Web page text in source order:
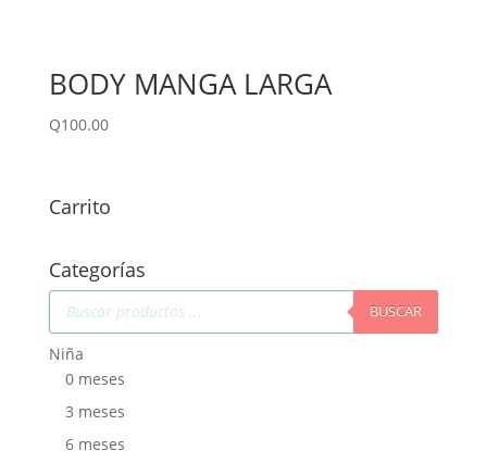
BODY MANGA LARGA
Q100.00
Carrito
Categorías
Búsqueda
productos
BUSCAR
Niña
0 meses
3 meses
6 meses